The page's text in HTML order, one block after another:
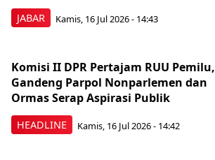
JABAR Kamis, 16 Jul 2026 - 14:43
HEADLINE
Komisi II DPR Pertajam RUU Pemilu,
Gandeng Parpol Nonparlemen dan
Ormas Serap Aspirasi Publik
Kamis, 16 Jul 2026 - 14:42